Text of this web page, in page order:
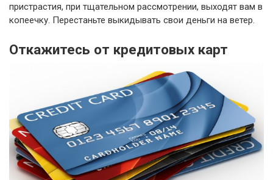
пристрастия, при тщательном рассмотрении, выходят вам в
копеечку. Перестаньте выкидывать свои деньги на ветер.
Откажитесь от кредитовых карт